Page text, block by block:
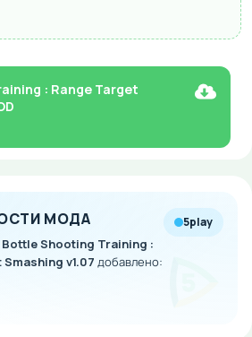
: Range Target
МОДА
Bottle Shooting Training :
v1.07 добавлено:
5play